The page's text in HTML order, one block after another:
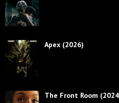
Apex (2026)
The Front Room